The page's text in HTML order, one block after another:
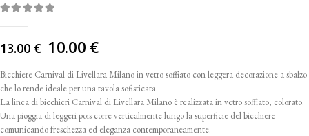
13.00€ Il
originale
era:
13.00 €.
10.00 €
Bicchiere Carnival di Livellara Milano in vetro soffiato con leggera decorazione a sbalzo
che lo rende ideale per una tavola sofisticata.
La linea di bicchieri Carnival di Livellara Milano è realizzata in vetro soffiato, colorato.
Una pioggia di leggeri pois corre verticalmente lungo la superficie del bicchiere
comunicando freschezza ed eleganza contemporaneamente.